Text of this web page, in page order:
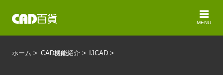
MENU
ホーム > CAD機能紹介 > IJCAD >